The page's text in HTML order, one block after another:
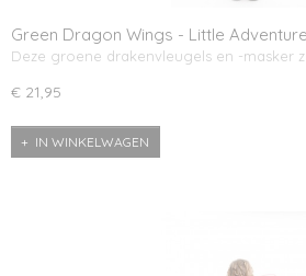
Green Dragon Wings - Little
Deze groene drakenvleugels en -masker
€ 21,95
IN WINKELWAGEN